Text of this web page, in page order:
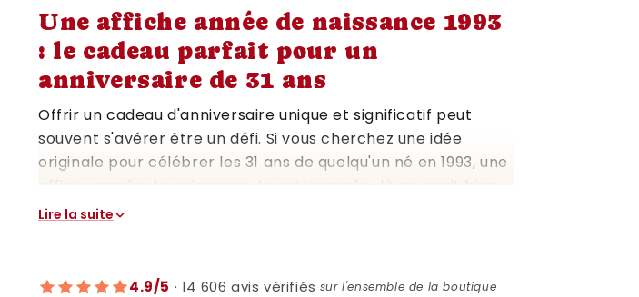
Une affiche année de naissance 1993
: le cadeau parfait pour un
anniversaire de 31 ans
Offrir un cadeau d'anniversaire unique et significatif peut
souvent s'avérer être un défi. Si vous cherchez une idée
originale pour célébrer les 31 ans de quelqu'un né en 1993, une
affiche année de naissance de cette année-là pourrait bien
être le cadeau idéal. Cet article explore pourquoi une affiche
téléchargée immédiatement pour s'adapter à tous les
Lire la suite
4.9/5 · 14 606 avis vérifiés sur l'ensemble de la boutique